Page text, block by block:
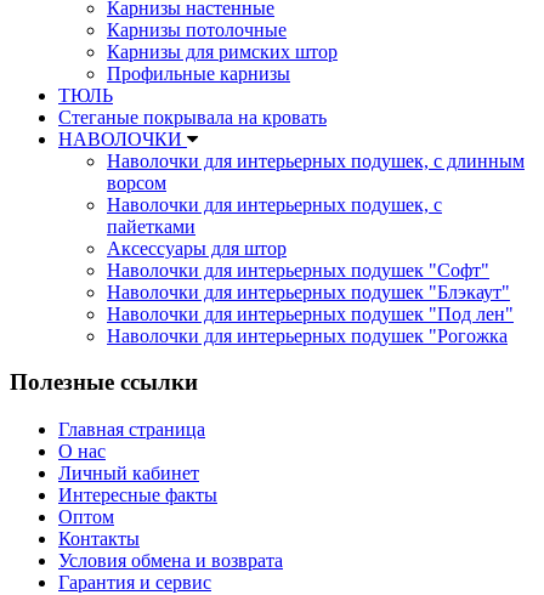
Карнизы настенные
Карнизы потолочные
Карнизы для римских штор
Профильные карнизы
ТЮЛЬ
Стеганые покрывала на кровать
НАВОЛОЧКИ
Наволочки для интерьерных подушек, с длинным
ворсом
Наволочки для интерьерных подушек, с
пайетками
Аксессуары для штор
Наволочки для интерьерных подушек "Софт"
Наволочки для интерьерных подушек "Блэкаут"
Наволочки для интерьерных подушек "Под лен"
Наволочки для интерьерных подушек "Рогожка
Полезные ссылки
Главная страница
О нас
Личный кабинет
Интересные факты
Оптом
Контакты
Условия обмена и возврата
Гарантия и сервис